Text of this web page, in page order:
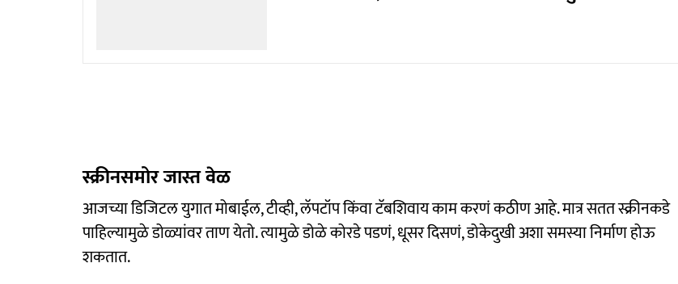
स्क्रीनसमोर जास्त वेळ
आजच्या डिजिटल युगात मोबाईल, टीव्ही, लॅपटॉप किंवा टॅबशिवाय काम करणं कठीण आहे. मात्र सतत स्क्रीनकडे
पाहिल्यामुळे डोळ्यांवर ताण येतो. त्यामुळे डोळे कोरडे पडणं, धूसर दिसणं, डोकेदुखी अशा समस्या निर्माण होऊ
शकतात.